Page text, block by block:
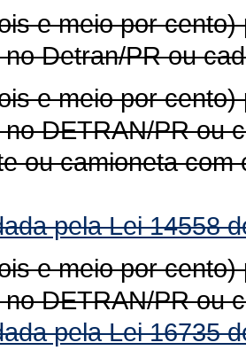
e meio por
Detran/PR ou
e meio por
DETRAN/PR ou
ou camioneta
pela Lei 14558
e meio por
DETRAN/PR ou
pela Lei 16735